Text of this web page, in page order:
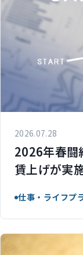
2026.07.28
2026年春
賃上げが実
仕事・ライフプ